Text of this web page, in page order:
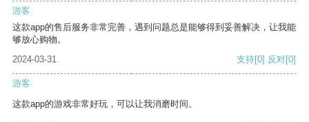
游客
这款app的售后服务非常完善，遇到问题总是能够得到妥善解决，让我能
够放心购物。
2024-03-31
支持[0] 反对[0]
游客
这款app的游戏非常好玩，可以让我消磨时间。